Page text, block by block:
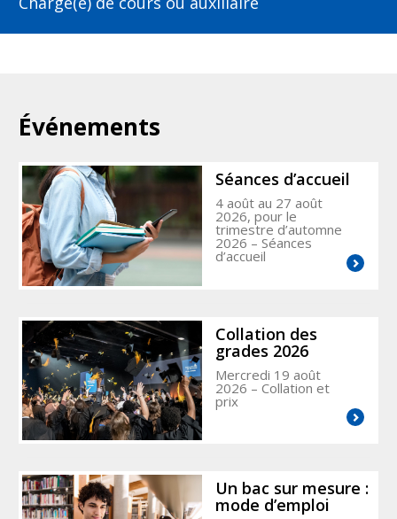
Événements
Séances d’accueil
4 août au 27 août
2026, pour le
trimestre d’automne
2026 – Séances
d’accueil
Collation des
grades 2026
Mercredi 19 août
2026 – Collation et
prix
Un bac sur mesure :
mode d’emploi